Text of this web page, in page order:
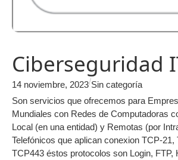
Ciberseguridad
14 noviembre, 2023/Sin categoría
Son servicios que ofrecemos para
Mundiales con Redes de Computadoras
Local (en una entidad) y Remotas (por
Telefónicos que aplican conexion TCP-
TCP443 éstos protocolos son Login, FTP,